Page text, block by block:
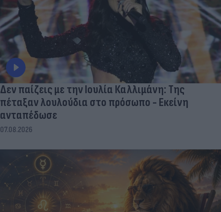
Δεν παίζεις με την Ιουλία Καλλιμάνη: Της
πέταξαν λουλούδια στο πρόσωπο - Εκείνη
ανταπέδωσε
07.08.2026